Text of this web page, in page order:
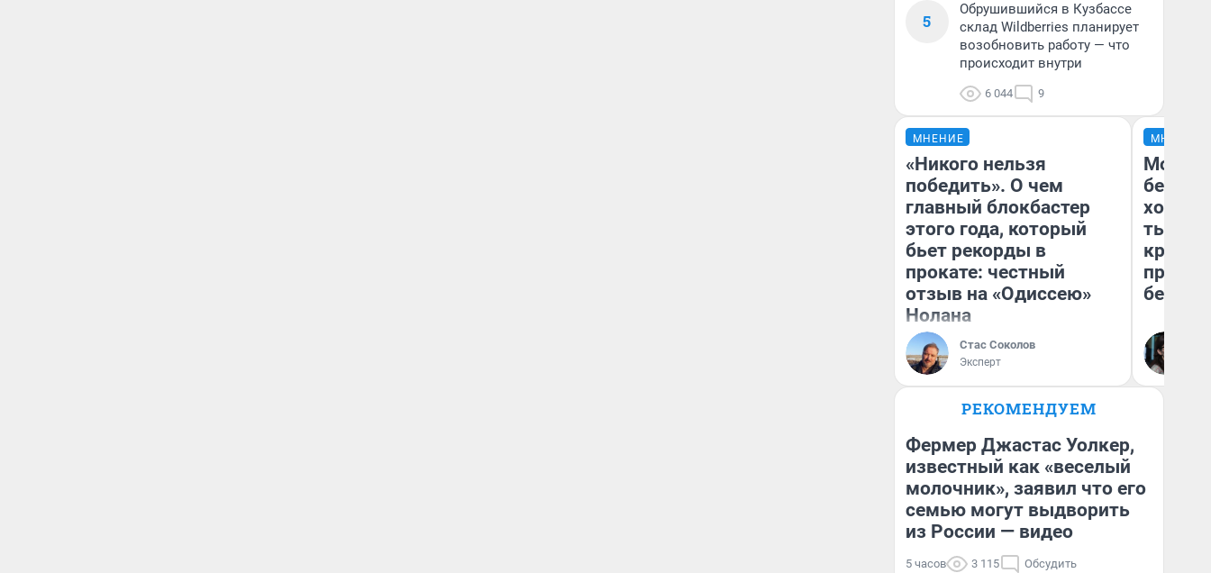
5
Обрушившийся в Кузбассе
склад Wildberries планирует
возобновить работу — что
происходит внутри
6 044 9
МНЕНИЕ
«Никого нельзя
победить». О чем
главный блокбастер
этого года, который
бьет рекорды в
прокате: честный
отзыв на «Одиссею»
Нолана
Стас Соколов
Эксперт
МНЕНИЕ
Мой
хотела
тысяч,
РЕКОМЕНДУЕМ
Фермер Джастас Уолкер,
известный как «веселый
молочник», заявил что его
семью могут выдворить
из России — видео
5 часов 3 115 Обсудить